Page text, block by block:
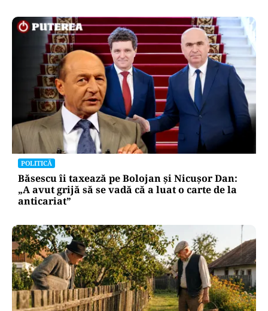
POLITICĂ
Băsescu îi taxează pe Bolojan și Nicușor Dan:
„A avut grijă să se vadă că a luat o carte de la
anticariat”